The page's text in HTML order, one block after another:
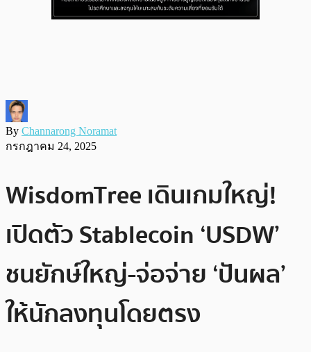
By Channarong Noramat
กรกฎาคม 24, 2025
WisdomTree เดินเกมใหญ่!
เปิดตัว Stablecoin ‘USDW’
ชนยักษ์ใหญ่-จ่อจ่าย ‘ปันผล’
ให้นักลงทุนโดยตรง